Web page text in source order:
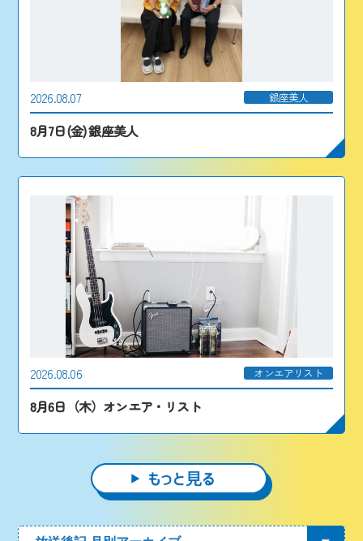
2026.08.07 銀座美人
8月7日(金) 銀座美人
2026.08.06 オンエアリスト
8月6日（木）オンエア・リスト